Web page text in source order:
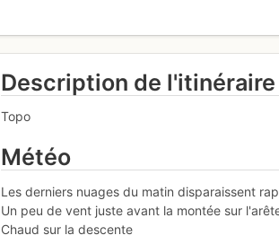
Description de l'itinéraire
Topo
Météo
Les derniers nuages du matin disparaissent
Un peu de vent juste avant la montée sur
Chaud sur la descente